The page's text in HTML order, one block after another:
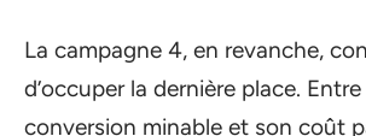
La campagne 4, en revanche,
d’occuper la dernière place.
conversion minable et son coût